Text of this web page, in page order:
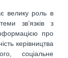
велику роль в
зв’язків з
про
керівництва
соціальне